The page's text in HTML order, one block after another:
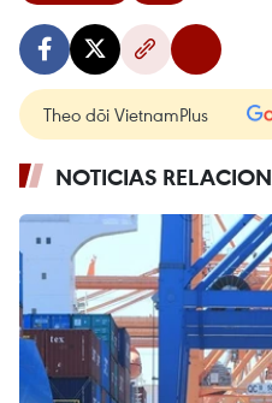
Theo dõi VietnamPlus
NOTICIAS